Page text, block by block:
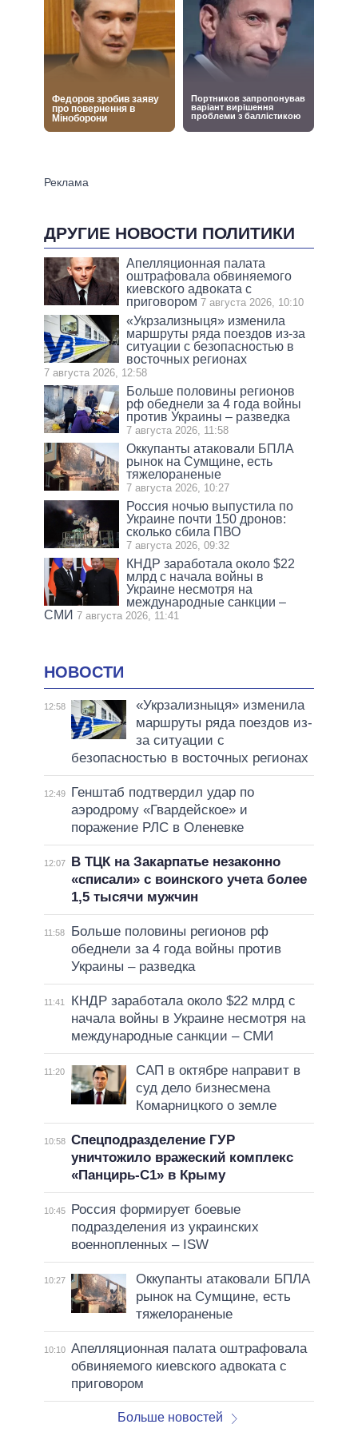
ДРУГИЕ НОВОСТИ ПОЛИТИКИ
Апелляционная палата
оштрафовала обвиняемого
киевского адвоката с
приговором 7 августа 2026, 10:10
«Укрзализныця» изменила
маршруты ряда поездов из-за
ситуации с безопасностью в
восточных регионах
7 августа 2026, 12:58
Больше половины регионов
рф обеднели за 4 года войны
против Украины – разведка
7 августа 2026, 11:58
Оккупанты атаковали БПЛА
рынок на Сумщине, есть
тяжелораненые
7 августа 2026, 10:27
Россия ночью выпустила по
Украине почти 150 дронов:
сколько сбила ПВО
7 августа 2026, 09:32
КНДР заработала около $22
млрд с начала войны в
Украине несмотря на
международные санкции –
СМИ 7 августа 2026, 11:41
НОВОСТИ
12:58
«Укрзализныця» изменила
маршруты ряда поездов из-
за ситуации с
безопасностью в восточных регионах
12:49
Генштаб подтвердил удар по
аэродрому «Гвардейское» и
поражение РЛС в Оленевке
12:07
В ТЦК на Закарпатье незаконно
«списали» с воинского учета более
1,5 тысячи мужчин
11:58
Больше половины регионов рф
обеднели за 4 года войны против
Украины – разведка
11:41
КНДР заработала около $22 млрд с
начала войны в Украине несмотря на
международные санкции – СМИ
11:20
САП в октябре направит в
суд дело бизнесмена
Комарницкого о земле
10:58 Спецподразделение ГУР
уничтожило вражеский комплекс
«Панцирь-С1» в Крыму
10:45
Россия формирует боевые
подразделения из украинских
военнопленных – ISW
10:27
Оккупанты атаковали БПЛА
рынок на Сумщине, есть
тяжелораненые
10:10 Апелляционная палата оштрафовала
обвиняемого киевского адвоката с
приговором
Больше новостей